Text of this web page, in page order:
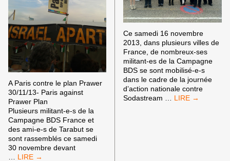
A Paris contre le plan Prawer
30/11/13- Paris against
Prawer Plan
Plusieurs militant-e-s de la
Campagne BDS France et
des ami-e-s de Tarabut se
sont rassemblés ce samedi
30 novembre devant
RASSEMBLEMENT
Ce samedi 16 novembre
2013, dans plusieurs villes de
France, de nombreux-ses
militant-es de la Campagne
BDS se sont mobilisé-e-s
dans le cadre de la journée
d’action nationale contre
Sodastream
SUCCÈS